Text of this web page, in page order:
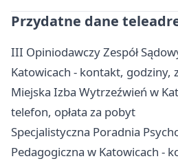
Przydatne dane
III Opiniodawczy Zespół
Katowicach - kontakt, godziny,
Miejska Izba Wytrzeźwień w
telefon, opłata za pobyt
Specjalistyczna Poradnia
Pedagogiczna w Katowicach -